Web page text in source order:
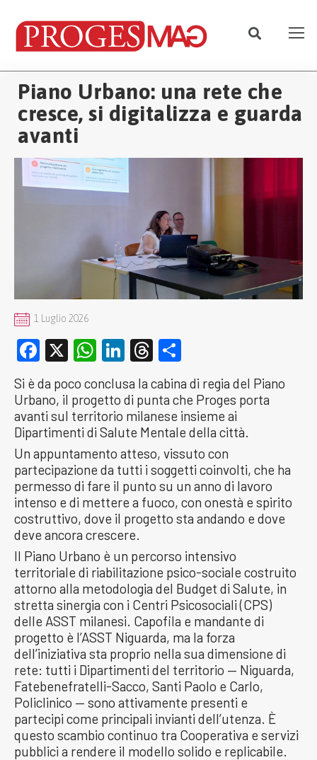
Piano Urbano: una rete che
cresce, si digitalizza e guarda
avanti
1 Luglio 2026
Facebook
X WhatsApp
LinkedIn
Threads
Si è da poco conclusa la cabina di regia del Piano
Urbano, il progetto di punta che Proges porta
avanti sul territorio milanese insieme ai
Dipartimenti di Salute Mentale della città.
Un appuntamento atteso, vissuto con
partecipazione da tutti i soggetti coinvolti, che ha
permesso di fare il punto su un anno di lavoro
intenso e di mettere a fuoco, con onestà e spirito
costruttivo, dove il progetto sta andando e dove
deve ancora crescere.
Il Piano Urbano è un percorso intensivo
territoriale di riabilitazione psico-sociale costruito
attorno alla metodologia del Budget di Salute, in
stretta sinergia con i Centri Psicosociali (CPS)
delle ASST milanesi. Capofila e mandante di
progetto è l’ASST Niguarda, ma la forza
dell’iniziativa sta proprio nella sua dimensione di
rete: tutti i Dipartimenti del territorio — Niguarda,
Fatebenefratelli-Sacco, Santi Paolo e Carlo,
Policlinico — sono attivamente presenti e
partecipi come principali invianti dell’utenza. È
questo scambio continuo tra Cooperativa e servizi
pubblici a rendere il modello solido e replicabile.